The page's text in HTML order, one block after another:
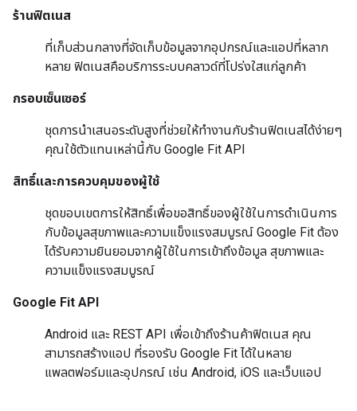
ร้านฟิตเนส
ที่เก็บส่วนกลางที่จัดเก็บข้อมูลจากอุปกรณ์และแอปที่หลาก
หลาย ฟิตเนสคือบริการระบบคลาวด์ที่โปร่งใสแก่ลูกค้า
กรอบเซ็นเซอร์
ชุดการนำเสนอระดับสูงที่ช่วยให้ทำงานกับร้านฟิตเนสได้ง่ายๆ
คุณใช้ตัวแทนเหล่านี้กับ Google Fit API
สิทธิ์และการควบคุมของผู้ใช้
ชุดขอบเขตการให้สิทธิ์เพื่อขอสิทธิ์ของผู้ใช้ในการดำเนินการ
กับข้อมูลสุขภาพและความแข็งแรงสมบูรณ์ Google Fit ต้อง
ได้รับความยินยอมจากผู้ใช้ในการเข้าถึงข้อมูล สุขภาพและ
ความแข็งแรงสมบูรณ์
Google Fit API
Android และ REST API เพื่อเข้าถึงร้านค้าฟิตเนส คุณ
สามารถสร้างแอป ที่รองรับ Google Fit ได้ในหลาย
แพลตฟอร์มและอุปกรณ์ เช่น Android, iOS และเว็บแอป